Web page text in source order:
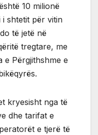
10 milionë
shtetit për vitin
të jetë në
tregtare, me
e Përgjithshme e
kryesisht nga të
dhe tarifat e
e tjerë të